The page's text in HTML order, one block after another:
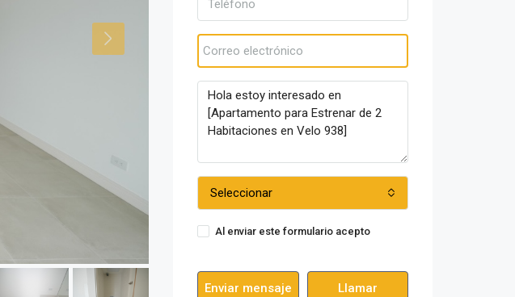
Seleccionar
Al enviar este formulario acepto
Enviar mensaje Llamar